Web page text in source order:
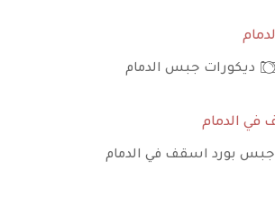
ديكورات جبس الدمام
جبس بورد اسقف في الدمام